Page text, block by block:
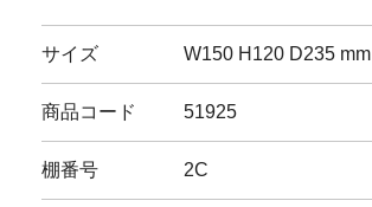
サイズ W150 H120 D235 mm
商品コード 51925
棚番号 2C